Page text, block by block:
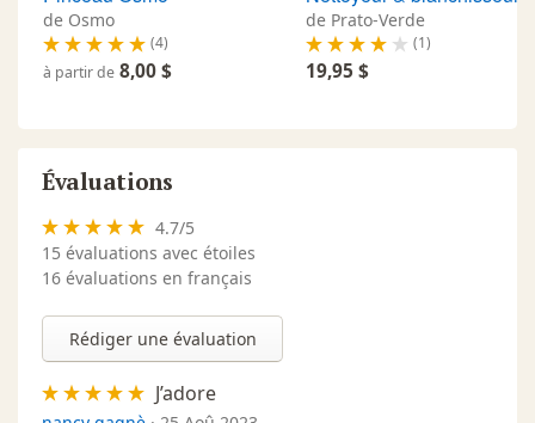
18,9 L · 43 - Bois flottant
18,9 L ·44 - Noyer pâle
de Osmo
(4)
à partir de 8,00 $
de Prato-Verde
(1)
19,95 $
Évaluations
4.7/5
15 évaluations avec étoiles
16 évaluations en français
Rédiger une évaluation
J’adore